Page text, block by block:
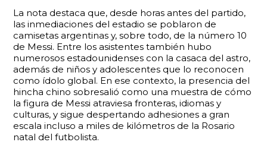
La nota destaca que, desde horas antes del partido,
las inmediaciones del estadio se poblaron de
camisetas argentinas y, sobre todo, de la número 10
de Messi. Entre los asistentes también hubo
numerosos estadounidenses con la casaca del astro,
además de niños y adolescentes que lo reconocen
como ídolo global. En ese contexto, la presencia del
hincha chino sobresalió como una muestra de cómo
la figura de Messi atraviesa fronteras, idiomas y
culturas, y sigue despertando adhesiones a gran
escala incluso a miles de kilómetros de la Rosario
natal del futbolista.